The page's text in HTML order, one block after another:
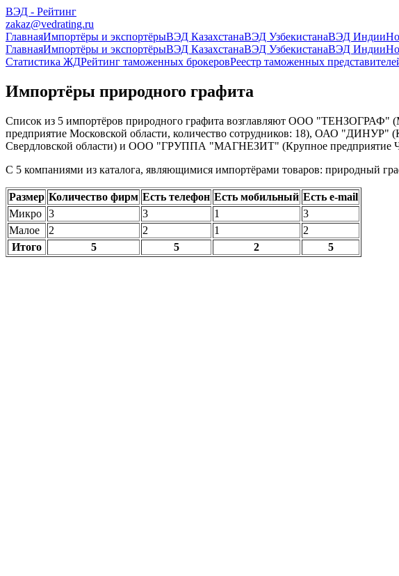
ВЭД - Рейтинг
zakaz@vedrating.ru
ГлавнаяИмпортёры и экспортёрыВЭД КазахстанаВЭД УзбекистанаВЭД Индии
ГлавнаяИмпортёры и экспортёрыВЭД КазахстанаВЭД УзбекистанаВЭД Индии
Статистика ЖДРейтинг таможенных брокеровРеестр таможенных
Импортёры природного графита
Список из 5 импортёров природного графита возглавляют ООО
предприятие Московской области, количество сотрудников: 18), ОАО "ДИНУР"
Свердловской области) и ООО "ГРУППА "МАГНЕЗИТ" (Крупное предприятие
С 5 компаниями из каталога, являющимися импортёрами товаров: природный
Размер Количество фирм Есть телефон Есть мобильный Есть e-mail
Микро 3 3 1
3
Малое
2 2 1
2
Итого
5 5 2 5